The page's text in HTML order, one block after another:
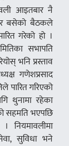
आइतबार नै
बसेको बैठकले
गरेको हो ।
सभापति
भनि प्रस्ताव
गणेशप्रसाद
पारित गरिएको
थुनामा रहेका
सहमति भएपछि
नियमावलीमा
सुविधा भने